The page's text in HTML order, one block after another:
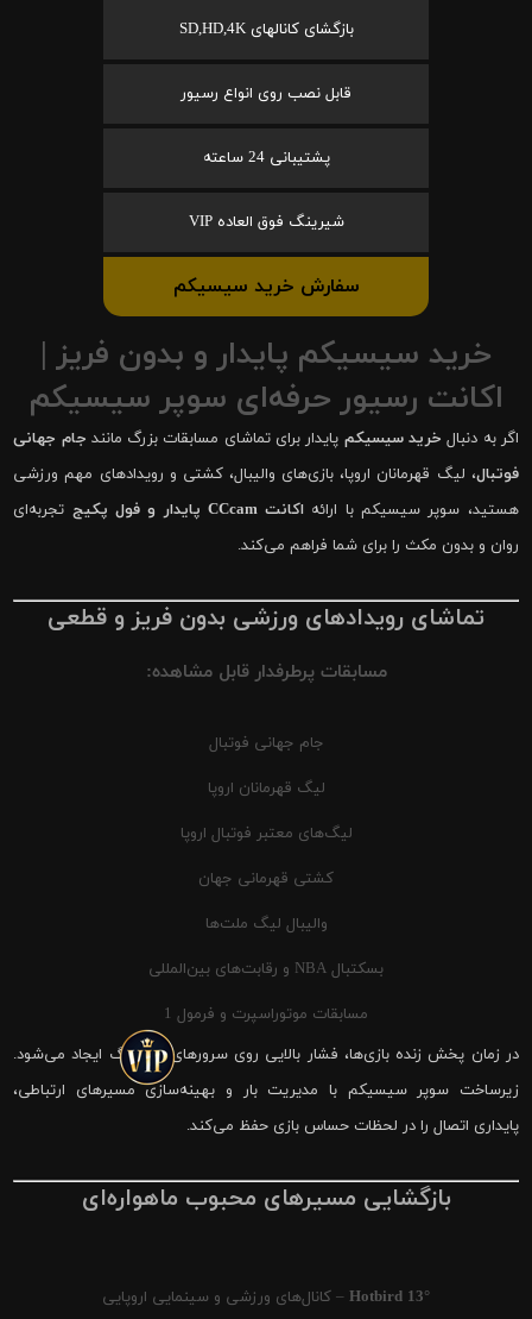
بازگشای کانالهای SD,HD,4K
قابل نصب روی انواع رسیور
پشتیبانی 24 ساعته
شیرینگ فوق العاده VIP
سفارش خرید سیسیکم
خرید سیسیکم پایدار و بدون فریز |
اکانت رسیور حرفه‌ای سوپر سیسیکم
اگر به دنبال خرید سیسیکم پایدار برای تماشای مسابقات بزرگ مانند جام جهانی
فوتبال، لیگ قهرمانان اروپا، بازی‌های والیبال، کشتی و رویدادهای مهم ورزشی
هستید، سوپر سیسیکم با ارائه اکانت CCcam پایدار و فول پکیج
تجربه‌ای
روان و بدون مکث را برای شما فراهم می‌کند.
تماشای رویدادهای ورزشی بدون فریز و قطعی
مسابقات پرطرفدار قابل مشاهده:
جام جهانی فوتبال
لیگ قهرمانان اروپا
لیگ‌های معتبر فوتبال اروپا
کشتی قهرمانی جهان
والیبال لیگ ملت‌ها
بسکتبال NBA و رقابت‌های بین‌المللی
مسابقات موتوراسپرت و فرمول 1
در زمان پخش زنده بازی‌ها، فشار بالایی روی سرورهای شیرینگ ایجاد می‌شود.
زیرساخت سوپر سیسیکم با مدیریت بار و بهینه‌سازی مسیرهای ارتباطی،
پایداری اتصال را در لحظات حساس بازی حفظ می‌کند.
بازگشایی مسیرهای محبوب ماهواره‌ای
Hotbird 13° – کانال‌های ورزشی و سینمایی اروپایی